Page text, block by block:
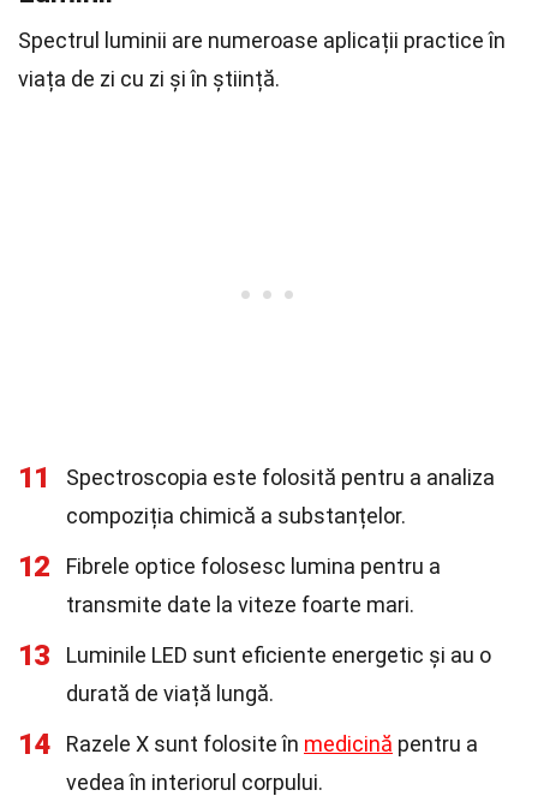
Spectrul luminii are numeroase aplicații practice în
viața de zi cu zi și în știință.
11
Spectroscopia este folosită pentru a analiza
compoziția chimică a substanțelor.
12
Fibrele optice folosesc lumina pentru a
transmite date la viteze foarte mari.
13
Luminile LED sunt eficiente energetic și au o
durată de viață lungă.
14 Razele X sunt folosite în medicină pentru a
vedea în interiorul corpului.